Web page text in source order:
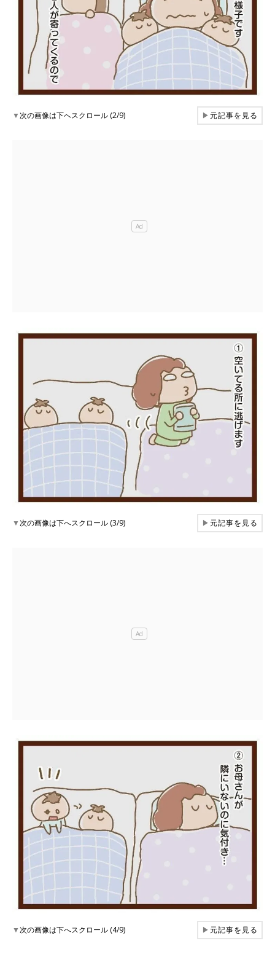
▼次の画像は下へスクロール (2/9) ▶元記事を見る
▼次の画像は下へスクロール (3/9) ▶元記事を見る
▼次の画像は下へスクロール (4/9) ▶元記事を見る